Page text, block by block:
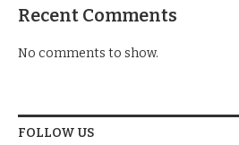
Recent Comments
No comments to show.
FOLLOW US